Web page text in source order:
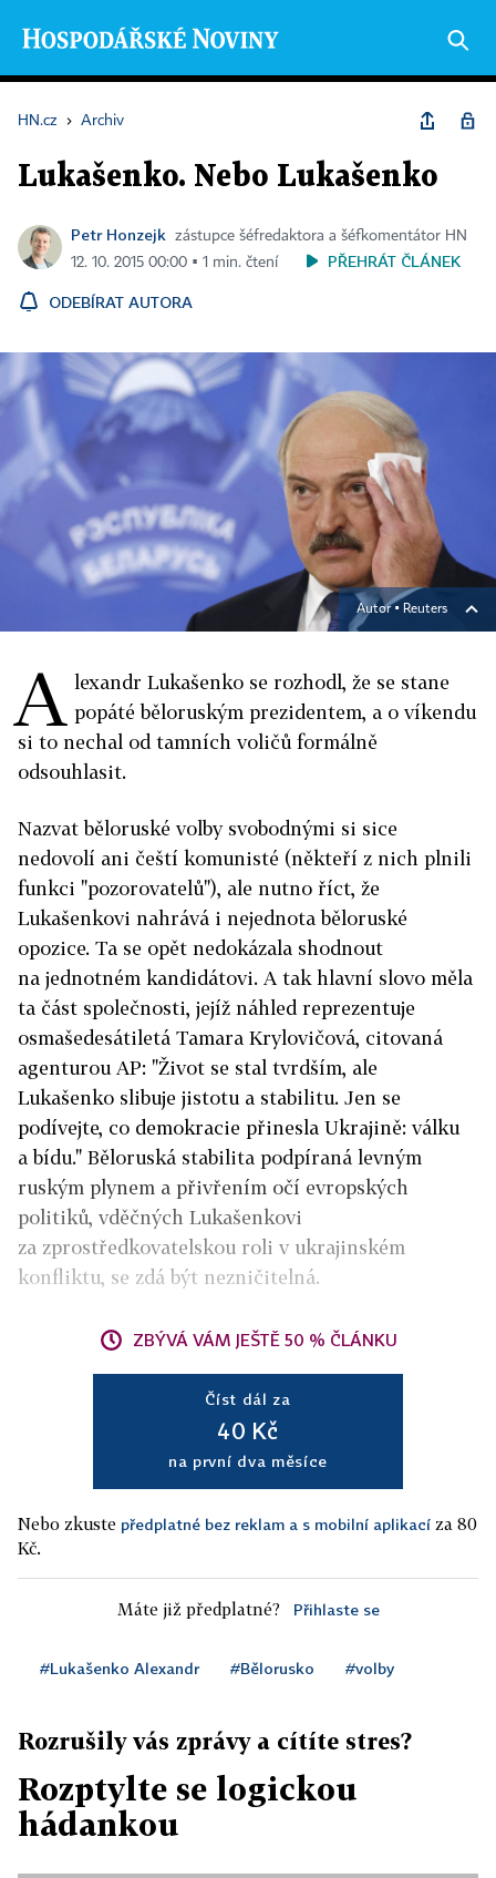
HN.cz › Archiv
Lukašenko. Nebo Lukašenko
Petr Honzejk
zástupce šéfredaktora a šéfkomentátor HN
12. 10. 2015 00:00 ▪ 1 min. čtení
PŘEHRÁT ČLÁNEK
ODEBÍRAT AUTORA
Autor ▪ Reuters
A lexandr Lukašenko se rozhodl, že se stane
popáté běloruským prezidentem, a o víkendu
si to nechal od tamních voličů formálně
odsouhlasit.
Nazvat běloruské volby svobodnými si sice
nedovolí ani čeští komunisté (někteří z nich plnili
funkci "pozorovatelů"), ale nutno říct, že
Lukašenkovi nahrává i nejednota běloruské
opozice. Ta se opět nedokázala shodnout
na jednotném kandidátovi. A tak hlavní slovo měla
ta část společnosti, jejíž náhled reprezentuje
osmašedesátiletá Tamara Krylovičová, citovaná
agenturou AP: "Život se stal tvrdším, ale
Lukašenko slibuje jistotu a stabilitu. Jen se
podívejte, co demokracie přinesla Ukrajině: válku
a bídu." Běloruská stabilita podpíraná levným
ruským plynem a přivřením očí evropských
politiků, vděčných Lukašenkovi
za zprostředkovatelskou roli v ukrajinském
konfliktu, se zdá být nezničitelná.
ZBÝVÁ VÁM JEŠTĚ 50 % ČLÁNKU
Číst dál za
40 Kč
na první dva měsíce
Nebo zkuste předplatné bez reklam a s mobilní aplikací za 80
Kč.
Máte již předplatné? Přihlaste se
#Lukašenko Alexandr #Bělorusko #volby
Rozrušily vás zprávy a cítíte stres?
Rozptylte se logickou
hádankou